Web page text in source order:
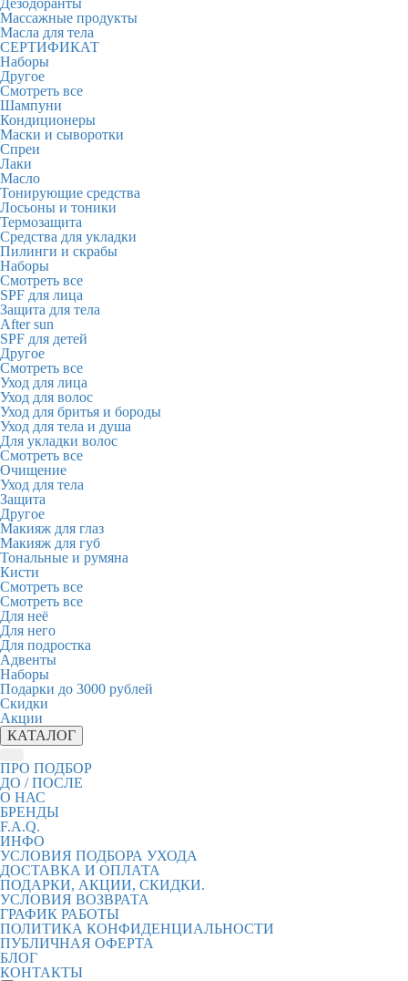
Дезодоранты
Массажные продукты
Масла для тела
СЕРТИФИКАТ
Наборы
Другое
Смотреть все
Шампуни
Кондиционеры
Маски и сыворотки
Спреи
Лаки
Масло
Тонирующие средства
Лосьоны и тоники
Термозащита
Средства для укладки
Пилинги и скрабы
Наборы
Смотреть все
SPF для лица
Защита для тела
After sun
SPF для детей
Другое
Смотреть все
Уход для лица
Уход для волос
Уход для бритья и бороды
Уход для тела и душа
Для укладки волос
Смотреть все
Очищение
Уход для тела
Защита
Другое
Макияж для глаз
Макияж для губ
Тональные и румяна
Кисти
Смотреть все
Смотреть все
Для неё
Для него
Для подростка
Адвенты
Наборы
Подарки до 3000 рублей
Скидки
Акции
КАТАЛОГ
ПРО ПОДБОР
ДО / ПОСЛЕ
О НАС
БРЕНДЫ
F.A.Q.
ИНФО
УСЛОВИЯ ПОДБОРА УХОДА
ДОСТАВКА И ОПЛАТА
ПОДАРКИ, АКЦИИ, СКИДКИ.
УСЛОВИЯ ВОЗВРАТА
ГРАФИК РАБОТЫ
ПОЛИТИКА КОНФИДЕНЦИАЛЬНОСТИ
ПУБЛИЧНАЯ ОФЕРТА
БЛОГ
КОНТАКТЫ